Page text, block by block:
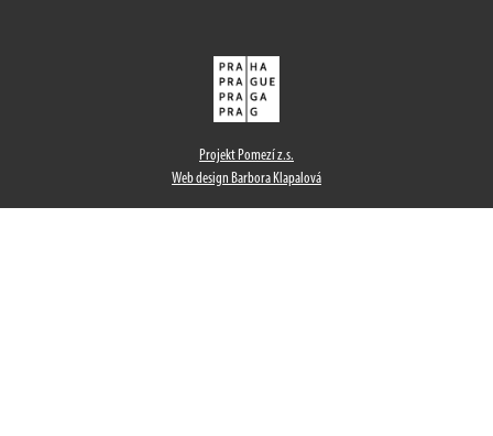
Projekt Pomezí z.s.
Web design Barbora Klapalová